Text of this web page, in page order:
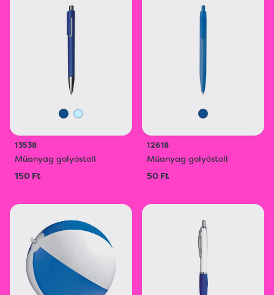
13538
Műanyag golyóstoll
150 Ft
12618
Műanyag golyóstoll
50 Ft